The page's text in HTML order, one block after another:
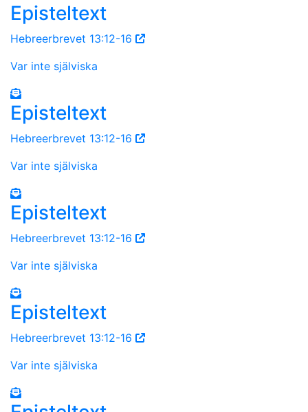
Episteltext
Hebreerbrevet 13:12-16
Var inte själviska
Episteltext
Hebreerbrevet 13:12-16
Var inte själviska
Episteltext
Hebreerbrevet 13:12-16
Var inte själviska
Episteltext
Hebreerbrevet 13:12-16
Var inte själviska